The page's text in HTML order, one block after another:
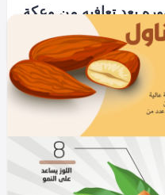
بعد تعافيه من وعكة
1
424